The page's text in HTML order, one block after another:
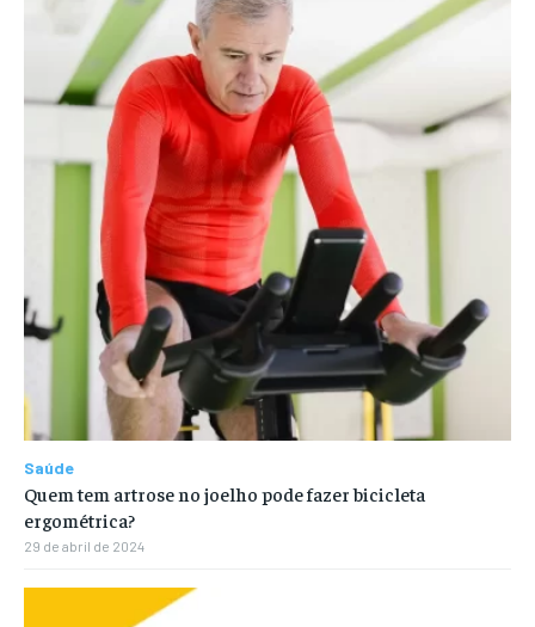
Saúde
Quem tem artrose no joelho pode fazer bicicleta
ergométrica?
29 de abril de 2024